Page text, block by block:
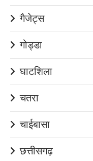
गैजेट्स
गोड्डा
घाटशिला
चतरा
चाईबासा
छत्तीसगढ़